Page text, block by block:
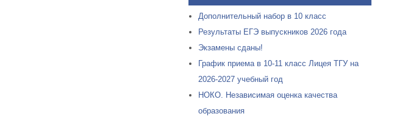
Дополнительный набор в 10 класс
Результаты ЕГЭ выпускников 2026 года
Экзамены сданы!
График приема в 10-11 класс Лицея ТГУ на
2026-2027 учебный год
НОКО. Независимая оценка качества
образования